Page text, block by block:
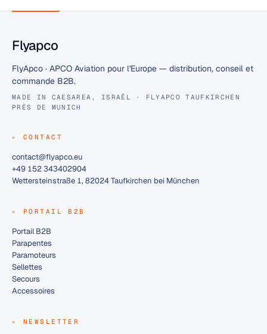
Flyapco
FlyApco · APCO Aviation pour l'Europe — distribution, conseil et
commande B2B.
MADE IN CAESAREA, ISRAËL · FLYAPCO TAUFKIRCHEN
PRÈS DE MUNICH
CONTACT
contact@flyapco.eu
+49 152 343402904
Wettersteinstraße 1, 82024 Taufkirchen bei München
PORTAIL B2B
Portail B2B
Parapentes
Paramoteurs
Sellettes
Secours
Accessoires
NEWSLETTER